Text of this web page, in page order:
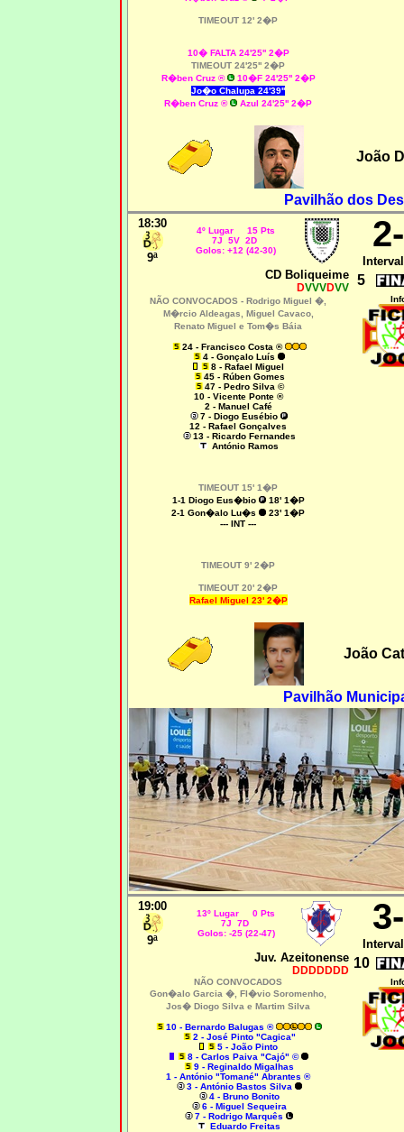
TIMEOUT 12' 2�P
10� FALTA 24'25'' 2�P
TIMEOUT 24'25'' 2�P
R�ben Cruz ®
10�F 24'25'' 2�P
Jo�o Chalupa 24'39''
R�ben Cruz ®
Azul 24'25'' 2�P
João
Pavilhão dos
18:30
9ª
4º Lugar 15 Pts
7J 5V 2D
Golos: +12 (42-30)
2
CD Boliqueime
DVVVDVV 5
NÃO CONVOCADOS - Rodrigo Miguel �,
M�rcio Aldeagas, Miguel Cavaco,
Renato Miguel e Tom�s Báia
24- Francisco Costa ®
4 - Gonçalo Luís
8 - Rafael Miguel
45 - Rúben Gomes
47 - Pedro Silva ©
10 - Vicente Ponte ®
2 - Manuel Café
7 - Diogo Eusébio
12 - Rafael Gonçalves
13 - Ricardo Fernandes
António Ramos
TIMEOUT 15' 1�P
1-1 Diogo Eus�bio
18' 1�P
2-1 Gon�alo Lu�s
23' 1�P
--- INT ---
TIMEOUT 9' 2�P
TIMEOUT 20' 2�P
Rafael Miguel 23' 2�P
João
Pavilhão
19:00
9ª
13º Lugar 0 Pts
7J 7D
Golos: -25 (22-47)
3
Juv. Azeitonense
DDDDDDD 10
NÃO CONVOCADOS
Gon�alo Garcia �, Fl�vio Soromenho,
Jos� Diogo Silva e Martim Silva
10 - Bernardo Balugas ®
2 - José Pinto "Cagica"
5 - João Pinto
8 - Carlos Paiva "Cajó" ©
9 - Reginaldo Migalhas
1 - António "Tomané" Abrantes ®
3 - António Bastos Silva
4 - Bruno Bonito
6 - Miguel Sequeira
7 - Rodrigo Marquês
Eduardo Freitas